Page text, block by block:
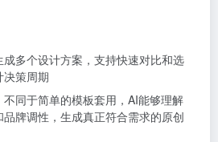
成多个设计方案，支持快速对比和选
策周期
不同于简单的模板套用，AI能够理解
品牌调性，生成真正符合需求的原创